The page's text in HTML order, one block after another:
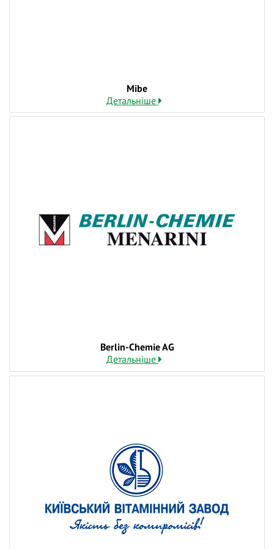
Поставте мінімум 2 питання у коментарях до події
та долучайтеся до нас у прямому ефірі. Визначення
Mibe
Детальніше
Berlin-Chemie AG
Детальніше